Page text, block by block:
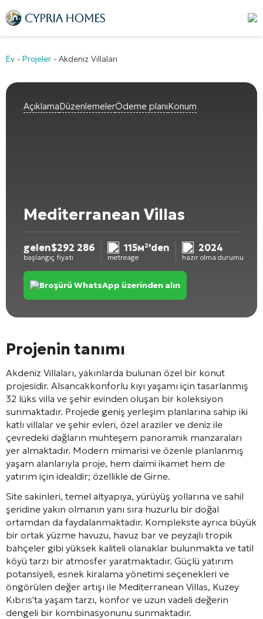
Ev - Projeler - Akdeniz Villaları
AçıklamaDüzenlemelerÖdeme planıKonum
Mediterranean Villas
gelen$292 286
başlangıç fiyatı
115м²'den
metreage
2024
hazır olma durumu
Broşürü WhatsApp üzerinden alın
Projenin tanımı
Akdeniz Villaları, yakınlarda bulunan özel bir konut
projesidir. Alsancakkonforlu kıyı yaşamı için tasarlanmış
32 lüks villa ve şehir evinden oluşan bir koleksiyon
sunmaktadır. Projede geniş yerleşim planlarına sahip iki
katlı villalar ve şehir evleri, özel araziler ve deniz ile
çevredeki dağların muhteşem panoramik manzaraları
yer almaktadır. Modern mimarisi ve özenle planlanmış
yaşam alanlarıyla proje, hem daimi ikamet hem de
yatırım için idealdir; özellikle de Girne.
Site sakinleri, temel altyapıya, yürüyüş yollarına ve sahil
şeridine yakın olmanın yanı sıra huzurlu bir doğal
ortamdan da faydalanmaktadır. Komplekste ayrıca büyük
bir ortak yüzme havuzu, havuz bar ve peyzajlı tropik
bahçeler gibi yüksek kaliteli olanaklar bulunmakta ve tatil
köyü tarzı bir atmosfer yaratmaktadır. Güçlü yatırım
potansiyeli, esnek kiralama yönetimi seçenekleri ve
öngörülen değer artışı ile Mediterranean Villas, Kuzey
Kıbrıs'ta yaşam tarzı, konfor ve uzun vadeli değerin
dengeli bir kombinasyonunu sunmaktadır.